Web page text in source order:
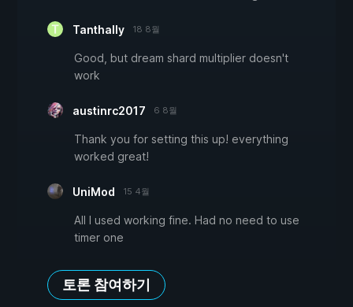
Tanthally 18 8월
Good, but dream shard multiplier doesn't
work
austinrc2017 6 8월
Thank you for setting this up! everything
worked great!
UniMod 15 4월
All I used working fine. Had no need to use
timer one
토론 참여하기